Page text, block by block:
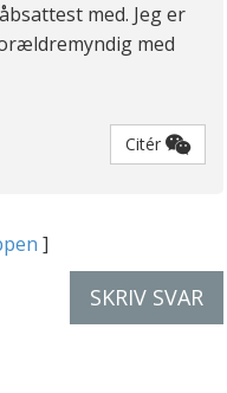
med. Jeg er
med
Citér
]
SKRIV SVAR